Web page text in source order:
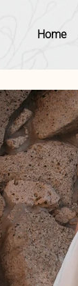
Home